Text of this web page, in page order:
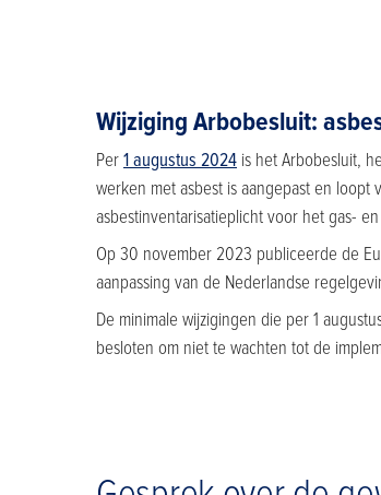
Wijziging Arbobesluit:
Per1 augustus 2024 is het Arbobesluit,
werken met asbest is aangepast en
asbestinventarisatieplicht voor het gas-
Op 30 november 2023 publiceerde de
aanpassing van de Nederlandse
De minimale wijzigingen die per 1
besloten om niet te wachten tot de